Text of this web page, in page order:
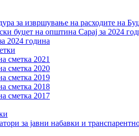
за извршување на расходите на
буџет на општина Сарај за 2024
2024 година
сметка 2021
сметка 2020
сметка 2019
сметка 2018
сметка 2017
за јавни набавки и